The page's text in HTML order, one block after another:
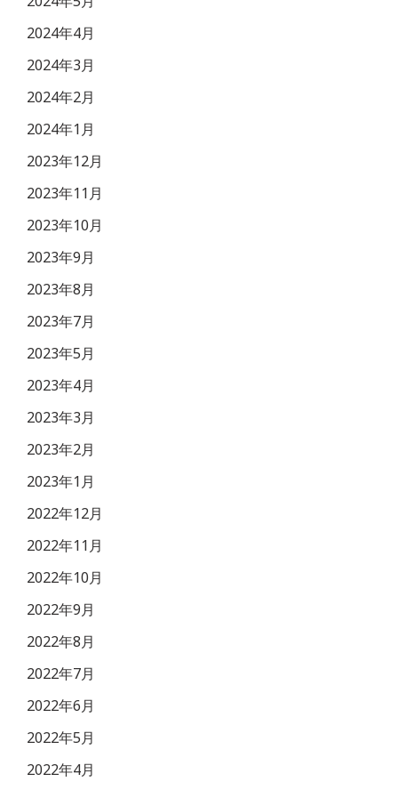
2024年4月
2024年3月
2024年2月
2024年1月
2023年12月
2023年11月
2023年10月
2023年9月
2023年8月
2023年7月
2023年5月
2023年4月
2023年3月
2023年2月
2023年1月
2022年12月
2022年11月
2022年10月
2022年9月
2022年8月
2022年7月
2022年6月
2022年5月
2022年4月